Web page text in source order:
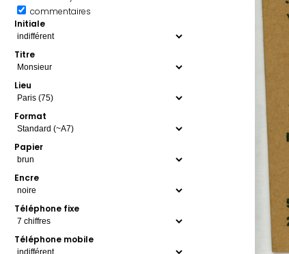
commentaires
Initiale
Titre
Lieu
Format
Papier
Encre
Téléphone fixe
Téléphone mobile